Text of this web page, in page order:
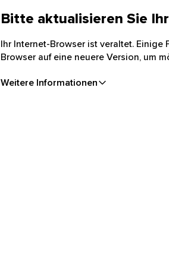
Bitte aktualisieren Sie
Ihr Internet-Browser ist veraltet.
Browser auf eine neuere Version, um
Weitere Informationen